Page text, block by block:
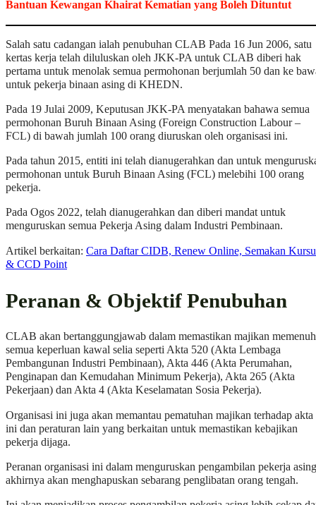
Bantuan Kewangan Khairat Kematian yang Boleh Dituntut
Salah satu cadangan ialah penubuhan CLAB Pada 16 Jun 2006, satu
kertas kerja telah diluluskan oleh JKK-PA untuk CLAB diberi hak
pertama untuk menolak semua permohonan berjumlah 50 dan ke
untuk pekerja binaan asing di KHEDN.
Pada 19 Julai 2009, Keputusan JKK-PA menyatakan bahawa semua
permohonan Buruh Binaan Asing (Foreign Construction Labour –
FCL) di bawah jumlah 100 orang diuruskan oleh organisasi ini.
Pada tahun 2015, entiti ini telah dianugerahkan dan untuk
permohonan untuk Buruh Binaan Asing (FCL) melebihi 100 orang
pekerja.
Pada Ogos 2022, telah dianugerahkan dan diberi mandat untuk
menguruskan semua Pekerja Asing dalam Industri Pembinaan.
Artikel berkaitan: Cara Daftar CIDB, Renew Online, Semakan
& CCD Point
Peranan & Objektif Penubuhan
CLAB akan bertanggungjawab dalam memastikan majikan
semua keperluan kawal selia seperti Akta 520 (Akta Lembaga
Pembangunan Industri Pembinaan), Akta 446 (Akta Perumahan,
Penginapan dan Kemudahan Minimum Pekerja), Akta 265 (Akta
Pekerjaan) dan Akta 4 (Akta Keselamatan Sosia Pekerja).
Organisasi ini juga akan memantau pematuhan majikan terhadap akta
ini dan peraturan lain yang berkaitan untuk memastikan kebajikan
pekerja dijaga.
Peranan organisasi ini dalam menguruskan pengambilan pekerja asing
akhirnya akan menghapuskan sebarang penglibatan orang tengah.